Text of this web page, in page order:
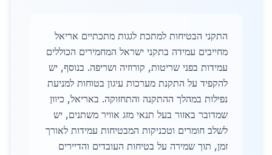
התקני הבטיחות למתכת לגגות מתכתיים אריאל
מחייבים עמידה בתקני ישראל המחמירים הכוללים
עמידות בפני שריטות, קורוזיה ושריפה. בנוסף, יש
להקפיד על התקנת מערכות עיגון בטוחות למניעת
נפילות במהלך ההתקנה והתחזוקה. באריאל, כיוון
שמדובר באזור בעל תנאי מזג אוויר משתנים, יש
לשלב חומרים וטכניקות המבטיחות עמידות לאורך
זמן, תוך שמירה על בטיחות העובדים והדיירים